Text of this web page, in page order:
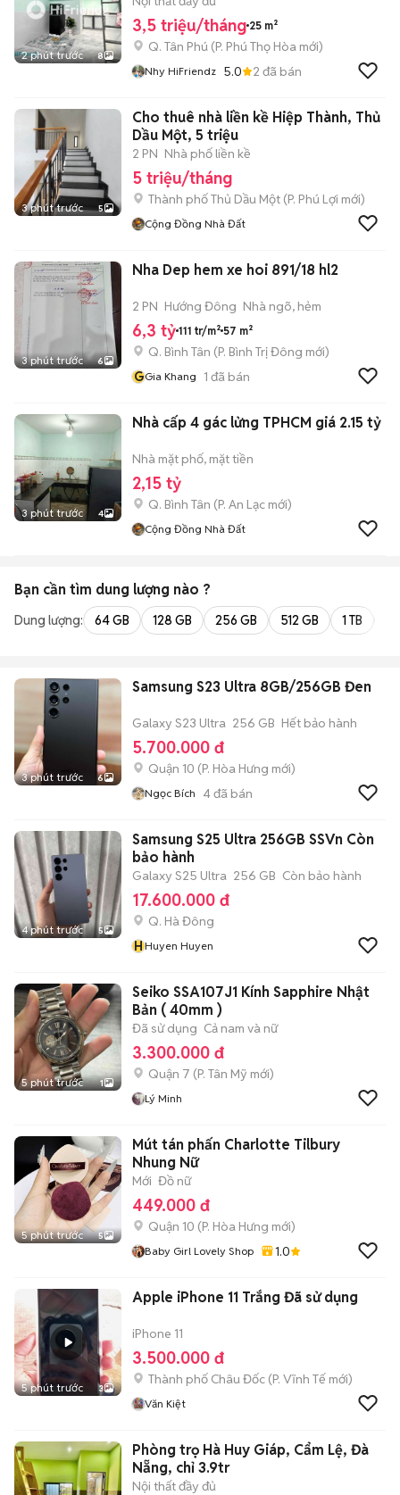
2 phút trước 8
3,5 triệu/tháng 25 m²
Q. Tân Phú (P. Phú Thọ Hòa mới)
Nhy HiFriendz 5.0 2 đã bán
3 phút trước 5
Cho thuê nhà liền kề Hiệp Thành, Thủ
Dầu Một, 5 triệu
2 PN Nhà phố liền kề
5 triệu/tháng
Thành phố Thủ Dầu Một (P. Phú Lợi mới)
Cộng Đồng Nhà Đất
3 phút trước 6
Nha Dep hem xe hoi 891/18 hl2
2 PN Hướng Đông Nhà ngõ, hẻm
6,3 tỷ 111 tr/m² 57 m²
Q. Bình Tân (P. Bình Trị Đông mới)
GGia Khang 1 đã bán
3 phút trước 4
Nhà cấp 4 gác lửng TPHCM giá 2.15 tỷ
Nhà mặt phố, mặt tiền
2,15 tỷ
Q. Bình Tân (P. An Lạc mới)
Cộng Đồng Nhà Đất
Bạn cần tìm dung lượng nào ?
Dung lượng: 64 GB 128 GB 256 GB 512 GB 1 TB
3 phút trước 6
Samsung S23 Ultra 8GB/256GB Đen
Galaxy S23 Ultra 256 GB Hết bảo hành
5.700.000 đ
Quận 10 (P. Hòa Hưng mới)
Ngọc Bích 4đã bán
4 phút trước 5
Samsung S25 Ultra 256GB SSVn Còn
bảo hành
Galaxy S25 Ultra 256 GB Còn bảo hành
17.600.000 đ
Q. Hà Đông
HHuyen Huyen
5 phút trước 1
Seiko SSA107J1 Kính Sapphire Nhật
Bản ( 40mm )
Đã sử dụng Cả nam và nữ
3.300.000 đ
Quận 7 (P. Tân Mỹ mới)
Lý Minh
5 phút trước 5
Mút tán phấn Charlotte Tilbury
Nhung Nữ
Mới Đồ nữ
449.000 đ
Quận 10 (P. Hòa Hưng mới)
Baby Girl Lovely Shop 1.0
5 phút trước 3
Apple iPhone 11 Trắng Đã sử dụng
iPhone 11
3.500.000 đ
Thành phố Châu Đốc (P. Vĩnh Tế mới)
Văn Kiệt
Phòng trọ Hà Huy Giáp, Cẩm Lệ, Đà
Nẵng, chỉ 3.9tr
Nội thất đầy đủ